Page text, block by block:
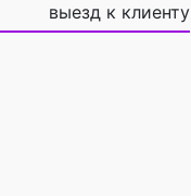
выезд к клиенту